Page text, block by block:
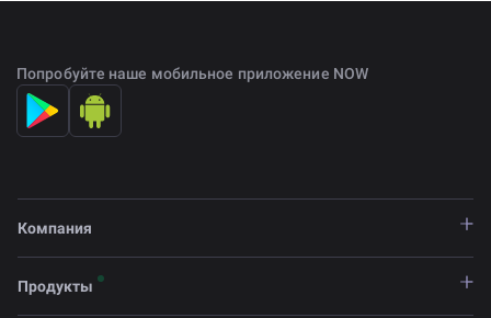
Попробуйте наше мобильное приложение NOW
Компания
Продукты